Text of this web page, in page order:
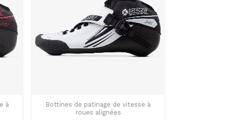
à
plusieurs
variations.
options
sur
Bottines de patinage de vitesse à
roues alignées
plusieurs
variations.
options
sur